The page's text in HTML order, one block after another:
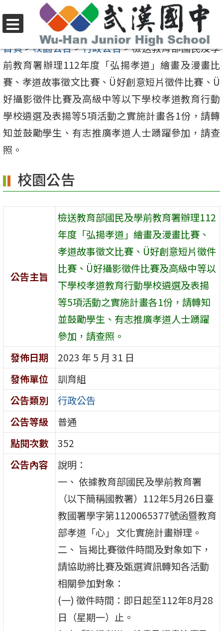
至
要
內
容
區
選
單
首頁>校園公告>行政公告>檢送教育部國民及學
前教育署辦理112年度「弘揚孝道」繪畫及漫畫比
賽、孝道故事徵文比賽、Ü好創意短片徵件比賽、Ü
好攝影徵件比賽及高級中等以下學校孝道教育行動
學校遴選及表揚等5項活動之實施計畫各1份，請轉
知並鼓勵學生、有志推廣孝道人士踴躍參加，請查
照。
校園公告
公告主旨
檢送教育部國民及學前教育署辦理112
年度「弘揚孝道」繪畫及漫畫比賽、
孝道故事徵文比賽、Ü好創意短片徵件
比賽、Ü好攝影徵件比賽及高級中等以
下學校孝道教育行動學校遴選及表揚
等5項活動之實施計畫各1份，請轉知
並鼓勵學生、有志推廣孝道人士踴躍
參加，請查照。
發佈日期
2023 年 5 月 31 日
發佈單位
訓育組
公告類別
行政公告
公告等級
普通
點閱次數
352
公告內容
說明：
一、 依據教育部國民及學前教育署
（以下簡稱國教署）112年5月26日臺
教國署學字第1120065377號函暨教育
部孝道「心」 文化實施計畫辦理。
二、 旨揭比賽徵件時間及對象如下，
請協助將比賽及甄選資訊轉知各活動
相關參加對象：
(一) 徵件時間：即日起至112年8月28
日（星期一）止。